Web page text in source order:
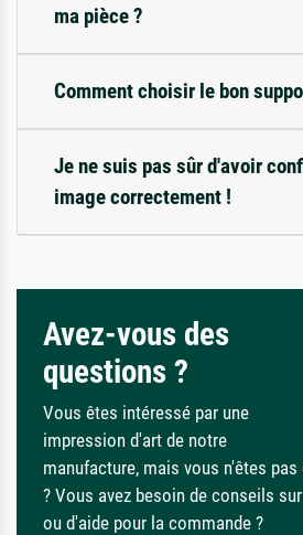
ma pièce ?
Comment choisir le bon
Je ne suis pas sûr d'avoir
image correctement !
Avez-vous des
questions ?
Vous êtes intéressé par une
impression d'art de notre
manufacture, mais vous n'êtes
? Vous avez besoin de conseils
ou d'aide pour la commande ?